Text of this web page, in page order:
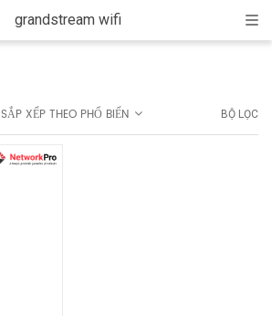
grandstream wifi
SẮP XẾP THEO PHỔ BIẾN BỘ LỌC